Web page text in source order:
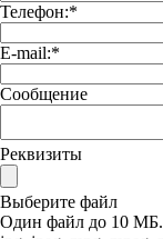
Телефон:*
E-mail:*
Сообщение
Реквизиты
Выберите файл
Один файл до 10 МБ.